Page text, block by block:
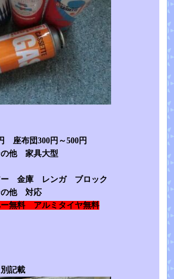
座布団300円～500円
他 家具大型
ー 金庫 レンガ ブロック
の他 対応
ー無料 アルミタイヤ無料
記載